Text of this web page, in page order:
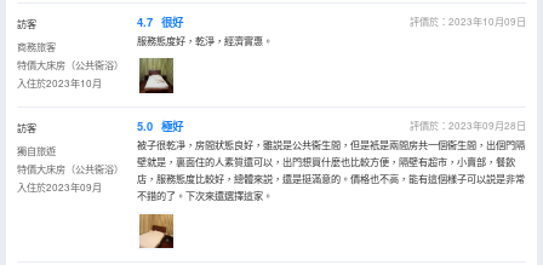
訪客
商務旅客
特價大床房（公共衞浴）
入住於2023年10月
4.7 很好
評價於：2023年10月09日
服務態度好，乾淨，經濟實惠。
訪客
獨自旅遊
特價大床房（公共衞浴）
入住於2023年09月
5.0 極好
評價於：2023年09月28日
被子很乾凈，房間狀態良好，雖説是公共衞生間，但是衹是兩間房共一個衞生間，出個門隔
壁就是，裏面住的人素質還可以，出門想買什麼也比較方便，隔壁有超市，小賣部，餐飲
店，服務態度比較好，總體來説，還是挺滿意的。價格也不高，能有這個樣子可以説是非常
不錯的了。下次來還選擇這家。